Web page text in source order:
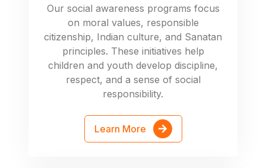
Our social awareness programs focus
on moral values, responsible
citizenship, Indian culture, and Sanatan
principles. These initiatives help
children and youth develop discipline,
respect, and a sense of social
responsibility.
Learn More